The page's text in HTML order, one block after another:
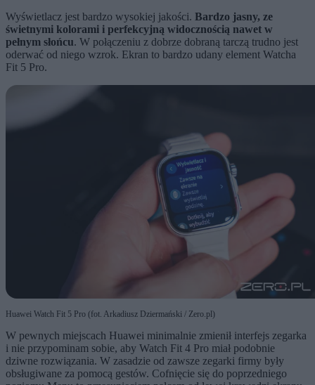
Wyświetlacz jest bardzo wysokiej jakości. Bardzo jasny, ze
świetnymi kolorami i perfekcyjną widocznością nawet w
pełnym słońcu. W połączeniu z dobrze dobraną tarczą trudno jest
oderwać od niego wzrok. Ekran to bardzo udany element Watcha
Fit 5 Pro.
Huawei Watch Fit 5 Pro (fot. Arkadiusz Dziermański / Zero.pl)
W pewnych miejscach Huawei minimalnie zmienił interfejs zegarka
i nie przypominam sobie, aby Watch Fit 4 Pro miał podobnie
dziwne rozwiązania. W zasadzie od zawsze zegarki firmy były
obsługiwane za pomocą gestów. Cofnięcie się do poprzedniego